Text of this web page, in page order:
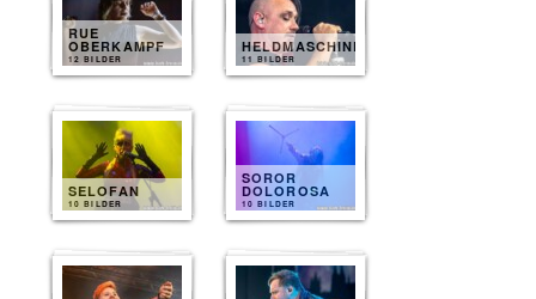
RUE
OBERKAMPF
12 BILDER
HELDMASCHINE
11 BILDER
SELOFAN
10 BILDER
SOROR
DOLOROSA
10 BILDER